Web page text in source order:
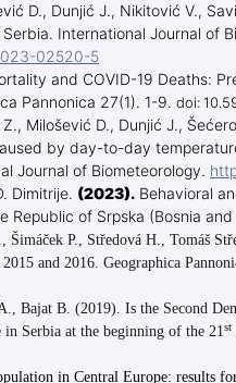
D., Dunjić J., Nikitović V.,
International Journal of
02520-5
and COVID-19 Deaths:
Pannonica 27(1). 1-9. doi:
Z., Milošević D., Dunjić J.,
by day-to-day
Journal of Biometeorology.
Dimitrije. (2023). Behavioral
Republic of Srpska (Bosnia
P., Středová H., Tomáš
and 2016. Geographica
Bajat B. (2019). Is the Second
Serbia at the beginning of the 21st
in Central Europe: results